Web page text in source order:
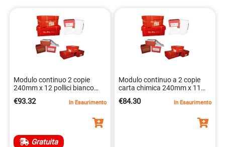
continui di alta qualità per semplificare i tuoi processi
aziendali.
Modulo continuo 2 copie
240mm x 12 pollici bianco
8024828134084
€93.32 In Esaurimento
Gratuita
Modulo continuo a 2 copie
carta chimica 240mm x 11
8024828128557
€84.30 In Esaurimento